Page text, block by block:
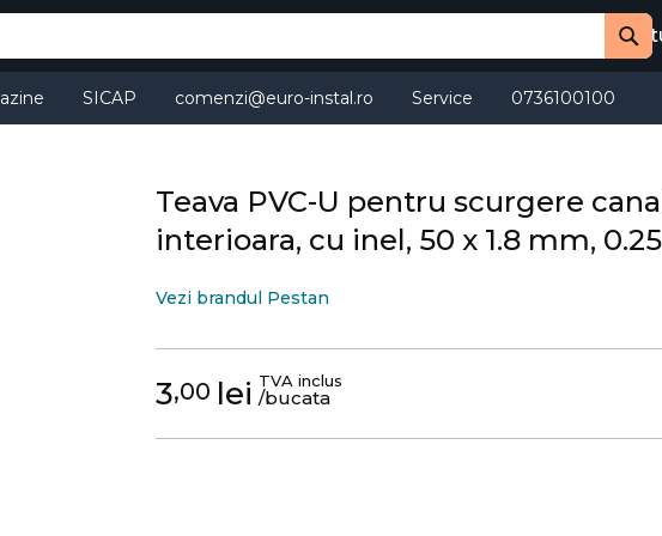
SICAP comenzi@euro-instal.ro Service 0736100100
Teava PVC-U pentru scurgere
interioara, cu inel, 50 x 1.8 mm,
Vezi brandul Pestan
3,00 lei TVA inclus
/bucata